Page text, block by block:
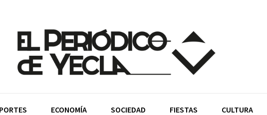
ECONOMÍA SOCIEDAD FIESTAS CULTURA